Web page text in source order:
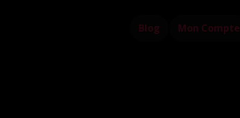
Blog Mon Compte